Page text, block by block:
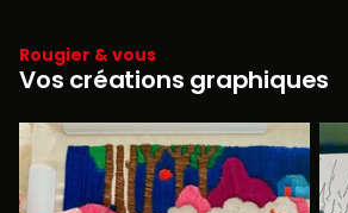
Rougier & vous
Vos créations graphiques